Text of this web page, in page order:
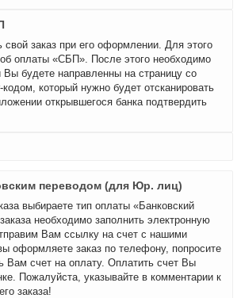
заказ при его оформлении. Для этого
оплаты «СБП». После этого необходимо
Вы будете направленны на страницу со
который нужно будет отсканировать
открывшегося банка подтвердить
переводом (для Юр. лиц)
выбираете тип оплаты «Банковский
необходимо заполнить электронную
Вам ссылку на счет с нашими
оформляете заказ по телефону, попросите
Вам счет на оплату. Оплатить счет Вы
Пожалуйста, указывайте в комментарии к
заказа!